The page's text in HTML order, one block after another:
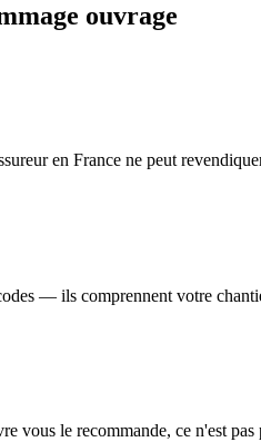
ouvrage
en France ne peut
— ils comprennent votre
le recommande, ce n'est